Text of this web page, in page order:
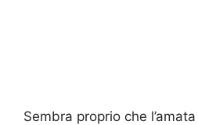
Sembra proprio che